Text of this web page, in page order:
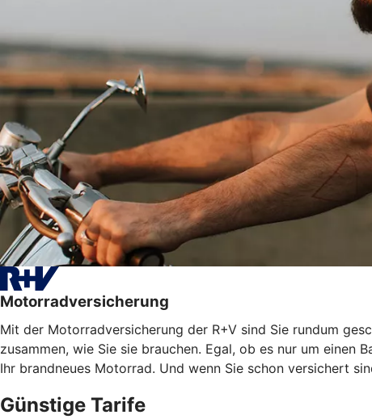
Motorradversicherung
Mit der Motorradversicherung der R+V sind Sie rundum
zusammen, wie Sie sie brauchen. Egal, ob es nur um
Ihr brandneues Motorrad. Und wenn Sie schon versichert
Günstige Tarife